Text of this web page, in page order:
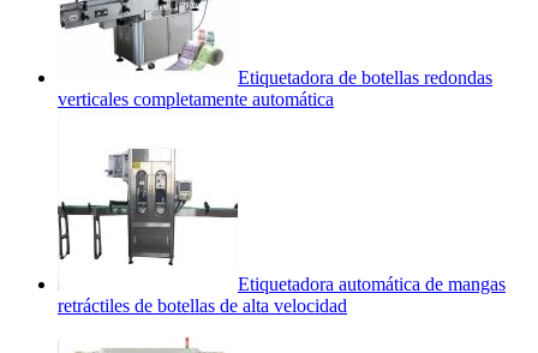
Etiquetadora de botellas redondas
verticales completamente automática
Etiquetadora automática de mangas
retráctiles de botellas de alta velocidad